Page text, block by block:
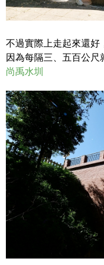
不過實際上走起來還好
因為每隔三、五百公尺
尚禹水圳